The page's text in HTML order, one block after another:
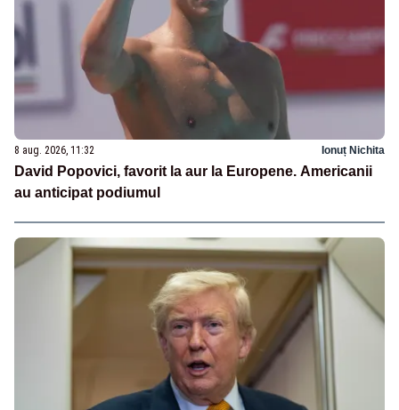
8 aug. 2026, 11:32 Ionuț Nichita
David Popovici, favorit la aur la Europene. Americanii
au anticipat podiumul